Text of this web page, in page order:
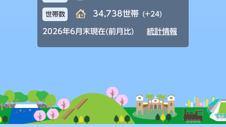
世帯数 34,738世帯 (+24)
2026年6月末現在(前月比) 統計情報